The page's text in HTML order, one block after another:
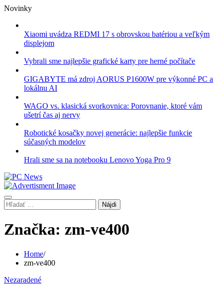
Skip
content
Novinky
Xiaomi uvádza REDMI 17 s obrovskou batériou a veľkým
displejom
Vybrali sme najlepšie grafické karty pre herné počítače
GIGABYTE má zdroj AORUS P1600W pre výkonné PC a
lokálnu AI
WAGO vs. klasická svorkovnica: Porovnanie, ktoré vám
ušetrí čas aj nervy
Robotické kosačky novej generácie: najlepšie funkcie
súčasných modelov
Hrali sme sa na notebooku Lenovo Yoga Pro 9
Hľadať:
Značka: zm-ve400
Home
zm-ve400
Nezaradené